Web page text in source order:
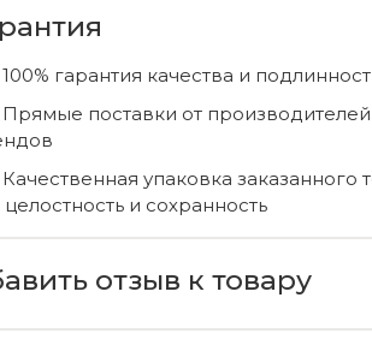
100% гарантия качества и
Прямые поставки от
Качественная упаковка заказанного
целостность и сохранность
отзыв к товару